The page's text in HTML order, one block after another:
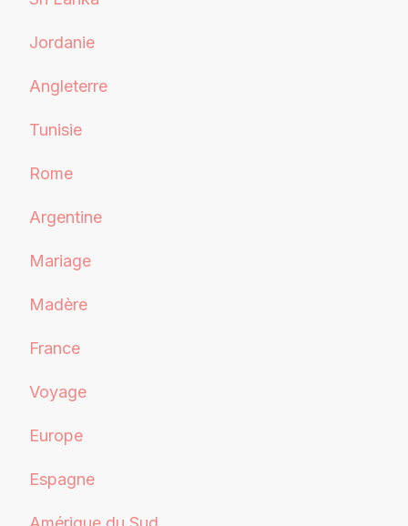
Jordanie
Angleterre
Tunisie
Rome
Argentine
Mariage
Madère
France
Voyage
Europe
Espagne